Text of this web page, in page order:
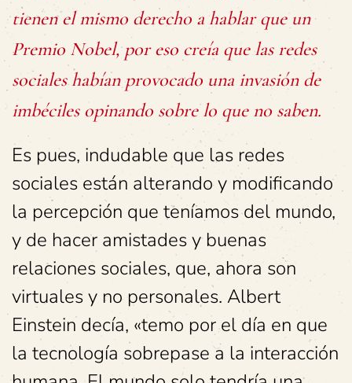
tienen el mismo derecho a hablar que un
Premio Nobel, por eso creía que las redes
sociales habían provocado una invasión de
imbéciles opinando sobre lo que no saben.
Es pues, indudable que las redes
sociales están alterando y modificando
la percepción que teníamos del mundo,
y de hacer amistades y buenas
relaciones sociales, que, ahora son
virtuales y no personales. Albert
Einstein decía, «temo por el día en que
la tecnología sobrepase a la interacción